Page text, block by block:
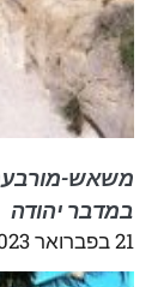
משאש-
במדבר יהודה
21 בפברואר 2023